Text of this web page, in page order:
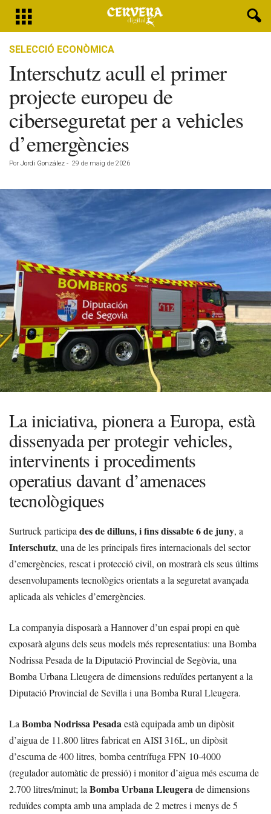
SELECCIÓ ECONÒMICA
Interschutz acull el primer
projecte europeu de
ciberseguretat per a vehicles
d’emergències
Por Jordi González - 29 de maig de 2026
La iniciativa, pionera a Europa, està
dissenyada per protegir vehicles,
intervinents i procediments
operatius davant d’amenaces
tecnològiques
Surtruck participa des de dilluns, i fins dissabte 6 de juny, a
Interschutz, una de les principals fires internacionals del sector
d’emergències, rescat i protecció civil, on mostrarà els seus últims
desenvolupaments tecnològics orientats a la seguretat avançada
aplicada als vehicles d’emergències.
La companyia disposarà a Hannover d’un espai propi en què
exposarà alguns dels seus models més representatius: una Bomba
Nodrissa Pesada de la Diputació Provincial de Segòvia, una
Bomba Urbana Lleugera de dimensions reduïdes pertanyent a la
Diputació Provincial de Sevilla i una Bomba Rural Lleugera.
La Bomba Nodrissa Pesada està equipada amb un dipòsit
d’aigua de 11.800 litres fabricat en AISI 316L, un dipòsit
d’escuma de 400 litres, bomba centrífuga FPN 10-4000
(regulador automàtic de pressió) i monitor d’aigua més escuma de
2.700 litres/minut; la Bomba Urbana Lleugera de dimensions
reduïdes compta amb una amplada de 2 metres i menys de 5